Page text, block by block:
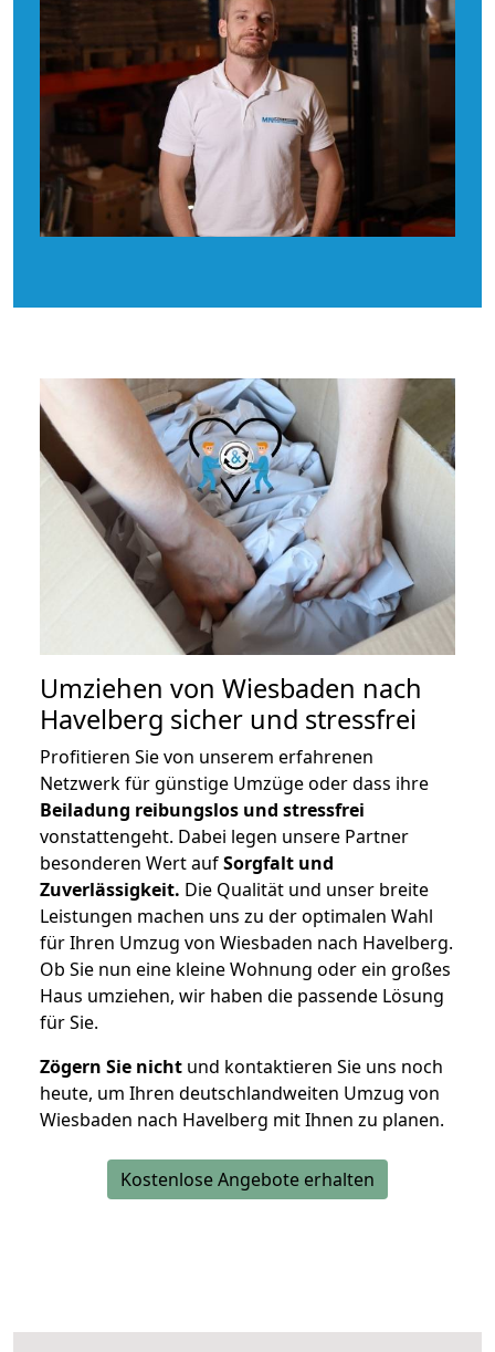
Umziehen von Wiesbaden nach
Havelberg sicher und stressfrei
Profitieren Sie von unserem erfahrenen
Netzwerk für günstige Umzüge oder dass ihre
Beiladung reibungslos und stressfrei
vonstattengeht. Dabei legen unsere Partner
besonderen Wert aufSorgfalt und
Zuverlässigkeit. Die Qualität und unser breite
Leistungen machen uns zu der optimalen Wahl
für Ihren Umzug von Wiesbaden nach Havelberg.
Ob Sie nun eine kleine Wohnung oder ein großes
Haus umziehen, wir haben die passende Lösung
für Sie.
Zögern Sie nicht und kontaktieren Sie uns noch
heute, um Ihren deutschlandweiten Umzug von
Wiesbaden nach Havelberg mit Ihnen zu planen.
Kostenlose Angebote erhalten